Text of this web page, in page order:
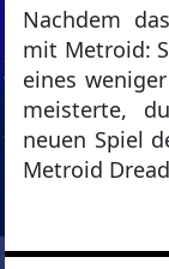
Nachdem
mit Metroid:
eines
meisterte,
neuen Spiel
Metroid